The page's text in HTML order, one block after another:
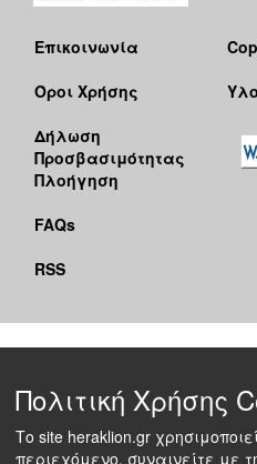
Επικοινωνία
Όροι Χρήσης
Δήλωση
Προσβασιμότητας
Πλοήγηση
FAQs
RSS
Πολιτική Χρήσης
Το site heraklion.gr
περιεχόμενο, συναινείτε με